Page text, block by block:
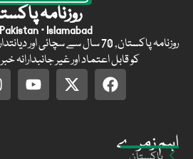
اہم زمرے
روزنامہ
· Islamabad
روزنامہ پاکستان, 70 سال سے سچائی
کو قابل اعتماد اور غیر جانبدارانہ